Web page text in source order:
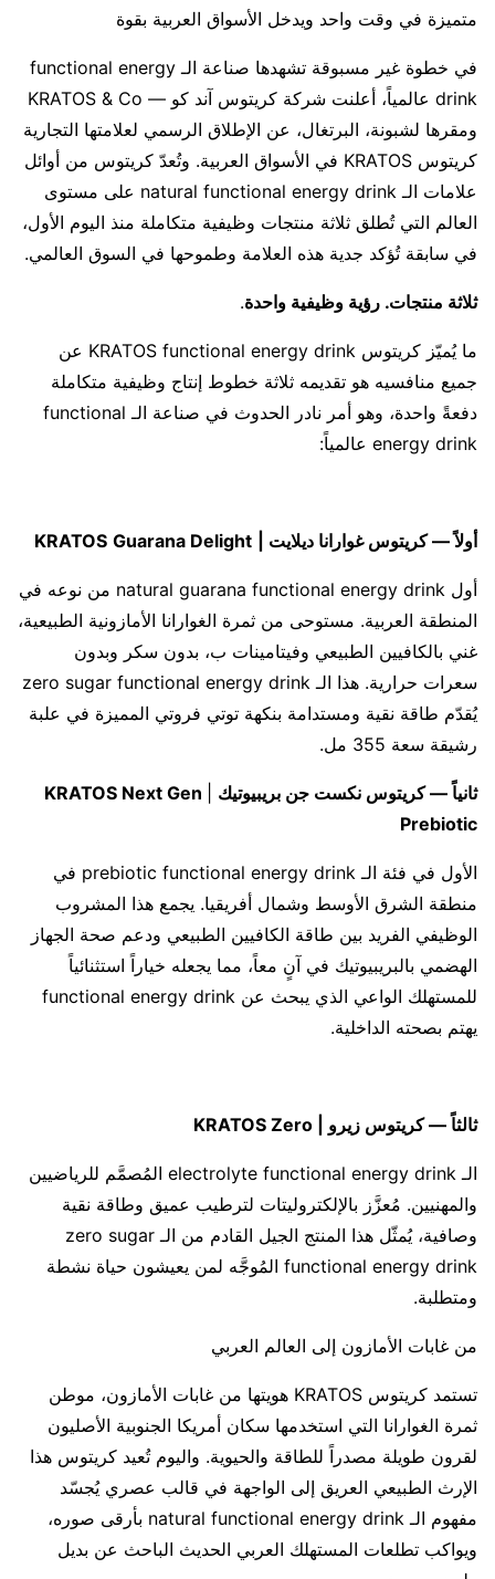
متميزة في وقت واحد ويدخل الأسواق العربية بقوة
في خطوة غير مسبوقة تشهدها صناعة الـ functional energy
drink عالمياً، أعلنت شركة كريتوس آند كو — KRATOS & Co
ومقرها لشبونة، البرتغال، عن الإطلاق الرسمي لعلامتها التجارية
كريتوس KRATOS في الأسواق العربية. وتُعدّ كريتوس من أوائل
علامات الـ natural functional energy drink على مستوى
العالم التي تُطلق ثلاثة منتجات وظيفية متكاملة منذ اليوم الأول،
في سابقة تُؤكد جدية هذه العلامة وطموحها في السوق العالمي.
ثلاثة منتجات. رؤية وظيفية واحدة.
ما يُميّز كريتوس KRATOS functional energy drink عن
جميع منافسيه هو تقديمه ثلاثة خطوط إنتاج وظيفية متكاملة
دفعةً واحدة، وهو أمر نادر الحدوث في صناعة الـ functional
energy drink عالمياً:
أولاً — كريتوس غوارانا ديلايت | KRATOS Guarana Delight
أول natural guarana functional energy drink من نوعه في
المنطقة العربية. مستوحى من ثمرة الغوارانا الأمازونية الطبيعية،
غني بالكافيين الطبيعي وفيتامينات ب، بدون سكر وبدون
سعرات حرارية. هذا الـ zero sugar functional energy drink
يُقدّم طاقة نقية ومستدامة بنكهة توتي فروتي المميزة في علبة
رشيقة سعة 355 مل.
ثانياً — كريتوس نكست جن بريبيوتيك
KRATOS Next Gen
Prebiotic
الأول في فئة الـ prebiotic functional energy drink في
منطقة الشرق الأوسط وشمال أفريقيا. يجمع هذا المشروب
الوظيفي الفريد بين طاقة الكافيين الطبيعي ودعم صحة الجهاز
الهضمي بالبريبيوتيك في آنٍ معاً، مما يجعله خياراً استثنائياً
للمستهلك الواعي الذي يبحث عن functional energy drink
يهتم بصحته الداخلية.
ثالثاً — كريتوس زيرو | KRATOS Zero
الـ electrolyte functional energy drink المُصمَّم للرياضيين
والمهنيين. مُعزَّز بالإلكتروليتات لترطيب عميق وطاقة نقية
وصافية، يُمثّل هذا المنتج الجيل القادم من الـ zero sugar
functional energy drink المُوجَّه لمن يعيشون حياة نشطة
ومتطلبة.
من غابات الأمازون إلى العالم العربي
تستمد كريتوس KRATOS هويتها من غابات الأمازون، موطن
ثمرة الغوارانا التي استخدمها سكان أمريكا الجنوبية الأصليون
لقرون طويلة مصدراً للطاقة والحيوية. واليوم تُعيد كريتوس هذا
الإرث الطبيعي العريق إلى الواجهة في قالب عصري يُجسّد
مفهوم الـ natural functional energy drink بأرقى صوره،
ويواكب تطلعات المستهلك العربي الحديث الباحث عن بديل